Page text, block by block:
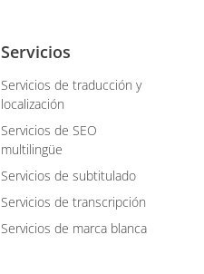
Servicios
Servicios de traducción y
localización
Servicios de SEO
multilingüe
Servicios de subtitulado
Servicios de transcripción
Servicios de marca blanca